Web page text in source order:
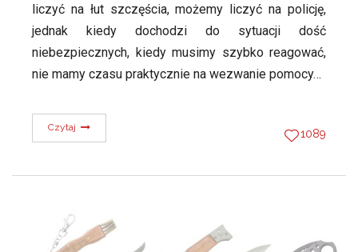
liczyć na łut szczęścia, możemy liczyć na policję,
jednak kiedy dochodzi do sytuacji dość
niebezpiecznych, kiedy musimy szybko reagować,
nie mamy czasu praktycznie na wezwanie pomocy…
Czytaj 1089